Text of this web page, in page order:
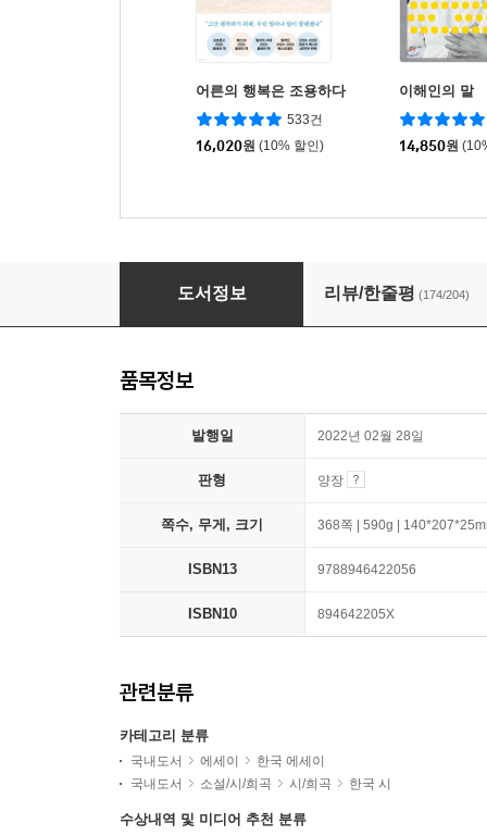
어른의 행복은 조용하다
533건
16,020원 (10% 할인)
이해인의 말
14,850원
[예스리커버] 꽃잎 한 장처럼
도서정보 리뷰/한줄평 (174/204)
품목정보
발행일 2022년 02월 28일
판형 양장
쪽수, 무게, 크기 368쪽 | 590g |
ISBN13 9788946422056
ISBN10 894642205X
관련분류
카테고리 분류
국내도서 에세이
한국 에세이
국내도서
소설/시/희곡 시/희곡 한국 시
수상내역 및 미디어 추천 분류